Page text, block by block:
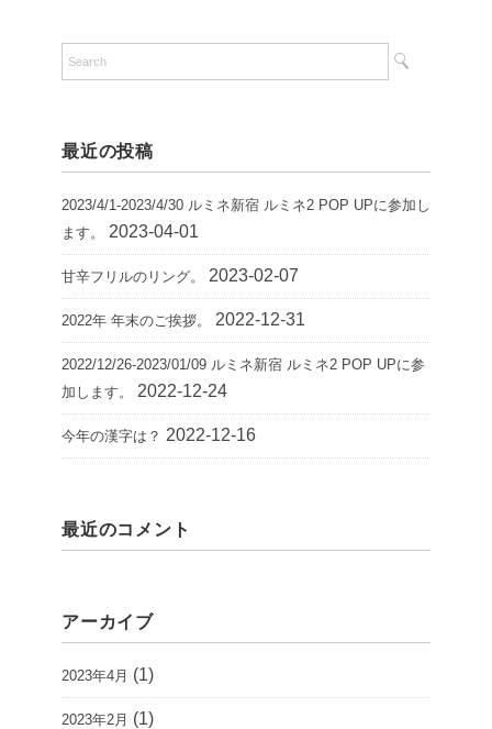
最近の投稿
2023/4/1-2023/4/30 ルミネ新宿 ルミネ2 POP UPに参加し
ます。
2023-04-01
甘辛フリルのリング。 2023-02-07
2022年 年末のご挨拶。 2022-12-31
2022/12/26-2023/01/09 ルミネ新宿 ルミネ2 POP UPに参
加します。
2022-12-24
今年の漢字は？ 2022-12-16
最近のコメント
アーカイブ
2023年4月 (1)
2023年2月 (1)